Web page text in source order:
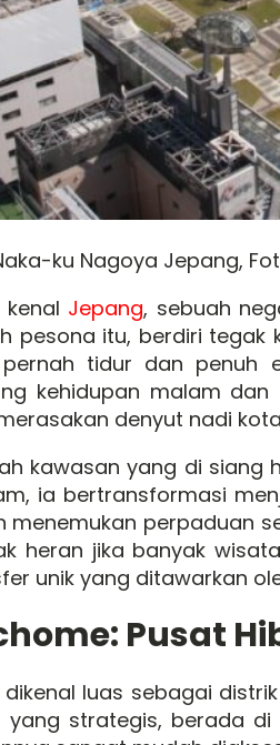
ku Nagoya Jepang,
Jepang, sebuah
pesona itu, berdiri
tidur dan penuh
kehidupan malam
denyut nadi
kawasan yang di
ia bertransformasi
menemukan perpaduan
heran jika banyak
unik yang ditawarkan
Pusat
dikenal luas sebagai
yang strategis, berada